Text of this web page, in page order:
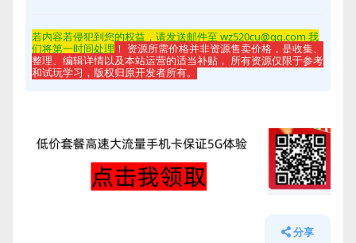
若内容若侵犯到您的权益，请发送邮件至 wz520cu@qq.com 我
们将第一时间处理 ！ 资源所需价格并非资源售卖价格，是收集、
整理、编辑详情以及本站运营的适当补贴， 所有资源仅限于参考
和试玩学习，版权归原开发者所有。
分享